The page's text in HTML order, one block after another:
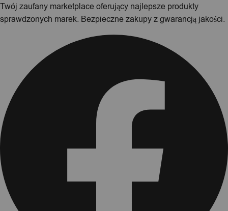
Twój zaufany marketplace oferujący najlepsze produkty
sprawdzonych marek. Bezpieczne zakupy z gwarancją jakości.